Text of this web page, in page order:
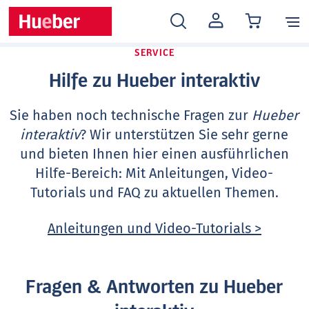
MEIN
KONTO
SERVICE
Hilfe zu Hueber interaktiv
Sie haben noch technische Fragen zur Hueber
interaktiv? Wir unterstützen Sie sehr gerne
und bieten Ihnen hier einen ausführlichen
Hilfe-Bereich: Mit Anleitungen, Video-
Tutorials und FAQ zu aktuellen Themen.
Anleitungen und Video-Tutorials >
Fragen & Antworten zu Hueber